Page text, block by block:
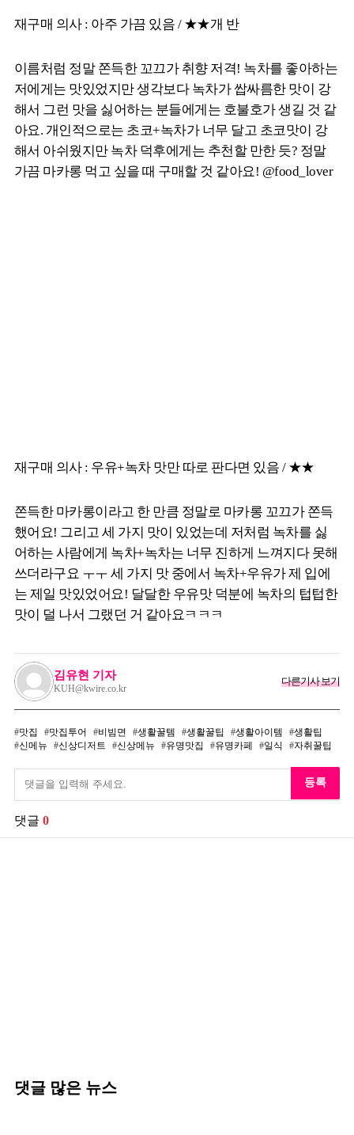
재구매 의사 : 아주 가끔 있음 / ★★개 반
이름처럼 정말 쫀득한 꼬끄가 취향 저격! 녹차를 좋아하는
저에게는 맛있었지만 생각보다 녹차가 쌉싸름한 맛이 강
해서 그런 맛을 싫어하는 분들에게는 호불호가 생길 것 같
아요. 개인적으로는 초코+녹차가 너무 달고 초코맛이 강
해서 아쉬웠지만 녹차 덕후에게는 추천할 만한 듯? 정말
가끔 마카롱 먹고 싶을 때 구매할 것 같아요! @food_lover
재구매 의사 : 우유+녹차 맛만 따로 판다면 있음 / ★★
쫀득한 마카롱이라고 한 만큼 정말로 마카롱 꼬끄가 쫀득
했어요! 그리고 세 가지 맛이 있었는데 저처럼 녹차를 싫
어하는 사람에게 녹차+녹차는 너무 진하게 느껴지다 못해
쓰더라구요 ㅜㅜ 세 가지 맛 중에서 녹차+우유가 제 입에
는 제일 맛있었어요! 달달한 우유맛 덕분에 녹차의 텁텁한
맛이 덜 나서 그랬던 거 같아요ㅋㅋㅋ
김유현 기자
KUH@kwire.co.kr
다른기사 보기
맛집 맛집투어 비빔면 생활꿀템 생활꿀팁 생활아이템
생활팁
신메뉴
신상디저트 신상메뉴 유명맛집 유명카페 일식 자취꿀팁
등록
댓글 0
댓글 많은 뉴스